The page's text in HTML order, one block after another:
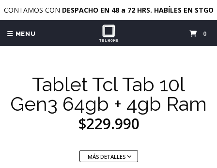
CONTAMOS CON DESPACHO EN 48 a 72 HRS. HABÍLES EN STGO
MENU 0
Tablet Tcl Tab 10l
Gen3 64gb + 4gb Ram
$229.990
MÁS DETALLES